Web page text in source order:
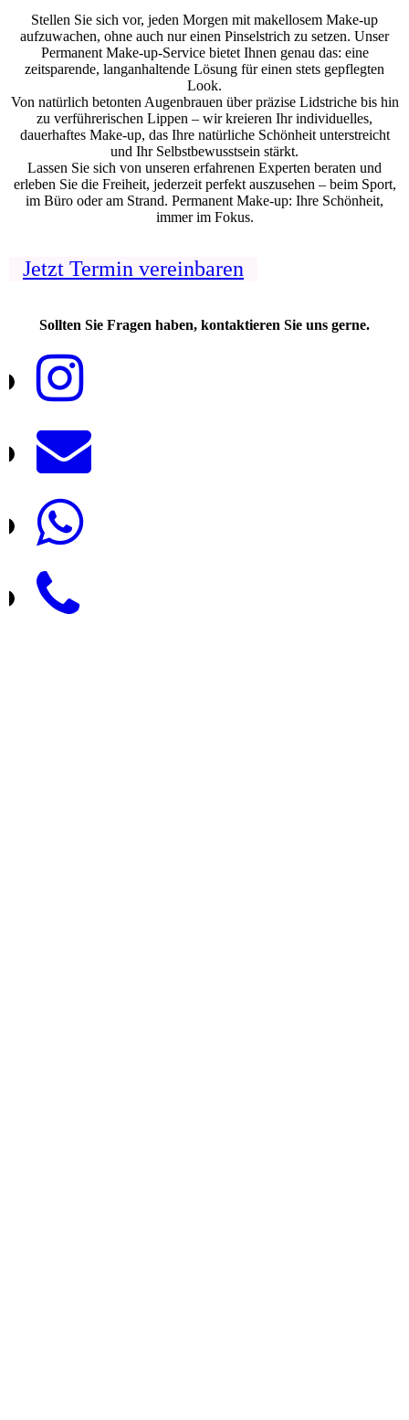
Stellen Sie sich vor, jeden Morgen mit makellosem Make-up
aufzuwachen, ohne auch nur einen Pinselstrich zu setzen. Unser
Permanent Make-up-Service bietet Ihnen genau das: eine
zeitsparende, langanhaltende Lösung für einen stets gepflegten
Look.
Von natürlich betonten Augenbrauen über präzise Lidstriche bis hin
zu verführerischen Lippen – wir kreieren Ihr individuelles,
dauerhaftes Make-up, das Ihre natürliche Schönheit unterstreicht
und Ihr Selbstbewusstsein stärkt.
Lassen Sie sich von unseren erfahrenen Experten beraten und
erleben Sie die Freiheit, jederzeit perfekt auszusehen – beim Sport,
im Büro oder am Strand. Permanent Make-up: Ihre Schönheit,
immer im Fokus.
Jetzt Termin vereinbaren
Sollten Sie Fragen haben, kontaktieren Sie uns gerne.